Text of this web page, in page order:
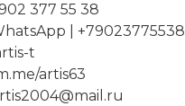
377 55 38
| +79023775538
t
artis63